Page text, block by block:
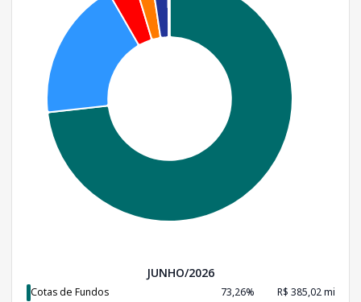
JUNHO/2026
Cotas de Fundos 73,26%
R$ 385,02 mi